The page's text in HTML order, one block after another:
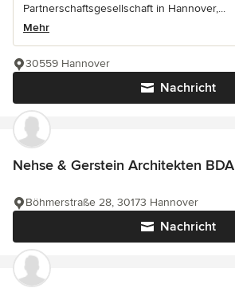
Partnerschaftsgesellschaft in Hannover,...
Mehr
Nachricht
30559 Hannover
Nehse & Gerstein Architekten BDA
Nachricht
Böhmerstraße 28, 30173 Hannover